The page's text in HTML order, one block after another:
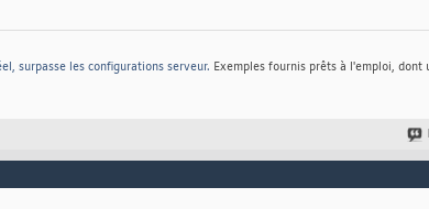
surpasse les configurations serveur. Exemples fournis prêts à l'emploi, dont